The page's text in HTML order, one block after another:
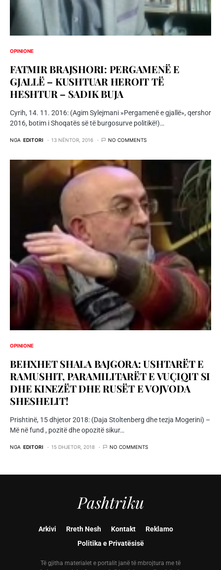
OPINIONE
FATMIR BRAJSHORI: PERGAMENË E
GJALLË – KUSHTUAR HEROIT TË
HESHTUR – SADIK BUJA
Cyrih, 14. 11. 2016: (Agim Sylejmani »Pergamenë e gjallë», qershor
2016, botim i Shoqatës së të burgosurve politikë!)…
NGA EDITORI 13 NËNTOR, 2016 NO COMMENTS
OPINIONE
BEHXHET SHALA BAJGORA: USHTARËT E
RAMUSHIT, PARAMILITARËT E VUÇIQIT SI
DHE KINEZËT DHE RUSËT E VOJVODA
SHESHELIT!
Prishtinë, 15 dhjetor 2018: (Daja Stoltenberg dhe tezja Mogerini) –
Më në fund , pozitë dhe opozitë sikur…
NGA EDITORI 15 DHJETOR, 2018 NO COMMENTS
Pashtriku
Arkivi Rreth Nesh Kontakt
Reklamo
Politika e Privatësisë
Të gjitha materialet e portalit janë të mbrojtura me të